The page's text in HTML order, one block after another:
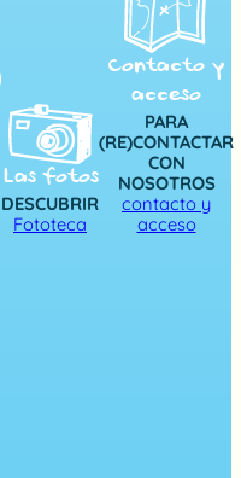
Las fotos
DESCUBRIR
Fototeca
Contacto y
acceso
PARA
(RE)CONTACTAR
CON
NOSOTROS
contacto y
acceso